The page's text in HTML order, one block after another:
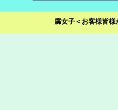
腐女子＜お客様皆